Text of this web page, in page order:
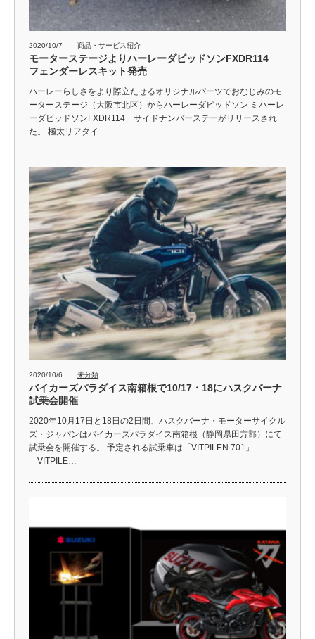
2020/10/7 商品・サービス紹介
モーターステージよりハーレーダビッドソンFXDR114
フェンダーレスキット発売
ハーレーらしさをより際立たせるオリジナルパーツでおなじみのモ
ーターステージ（大阪市北区）からハーレーダビッドソン ミハーレ
ーダビッドソンFXDR114 サイドナンバーステーがリリースされ
た。 極太リアタイ…
2020/10/6 未分類
バイカーズパラダイス南箱根で10/17・18にハスクバーナ
試乗会開催
2020年10月17日と18日の2日間、ハスクバーナ・モーターサイクル
ズ・ジャパンはバイカーズパラダイス南箱根（静岡県田方郡）にて
試乗会を開催する。 予定される試乗車は「VITPILEN 701」
「VITPILE…